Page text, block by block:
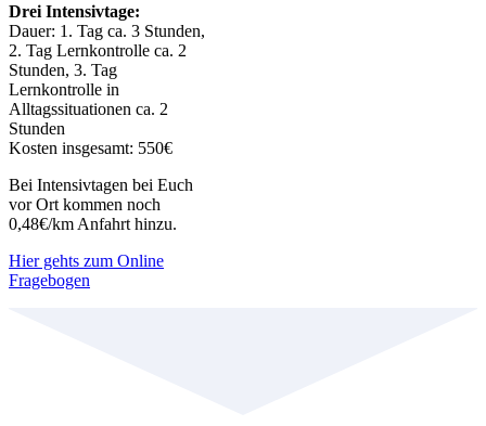
Drei Intensivtage:
Dauer: 1. Tag ca. 3 Stunden,
2. Tag Lernkontrolle ca. 2
Stunden, 3. Tag
Lernkontrolle in
Alltagssituationen ca. 2
Stunden
Kosten insgesamt: 550€
Bei Intensivtagen bei Euch
vor Ort kommen noch
0,48€/km Anfahrt hinzu.
Hier gehts zum Online
Fragebogen